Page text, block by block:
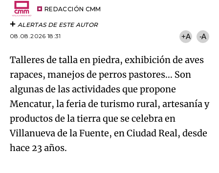
REDACCIÓN CMM
ALERTAS DE ESTE AUTOR
08.08.2026 18:31
+A -A
Talleres de talla en piedra, exhibición de aves
rapaces, manejos de perros pastores... Son
algunas de las actividades que propone
Mencatur, la feria de turismo rural, artesanía y
productos de la tierra que se celebra en
Villanueva de la Fuente, en Ciudad Real, desde
hace 23 años.